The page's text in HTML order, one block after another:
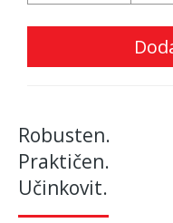
Robusten.
Praktičen.
Učinkovit.